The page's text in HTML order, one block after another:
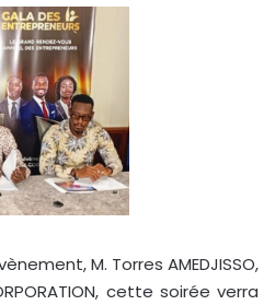
M. Torres AMEDJISSO,
cette soirée verra